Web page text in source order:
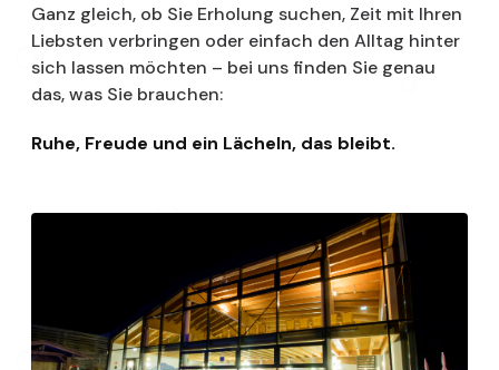
Ganz gleich, ob Sie Erholung suchen, Zeit mit Ihren
Liebsten verbringen oder einfach den Alltag hinter
sich lassen möchten – bei uns finden Sie genau
das, was Sie brauchen:
Ruhe, Freude und ein Lächeln, das bleibt.